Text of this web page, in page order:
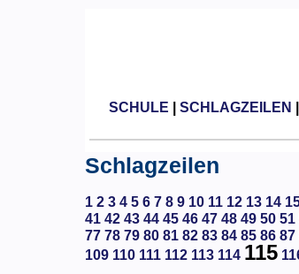
SCHULE SCHLAGZEILEN
Schlagzeilen
1 2 3 4 5 6 7 8 9 10 11 12 13 14
41 42 43 44 45 46 47 48 49 50 51
77 78 79 80 81 82 83 84 85 86 87
109 110 111 112 113 114 115